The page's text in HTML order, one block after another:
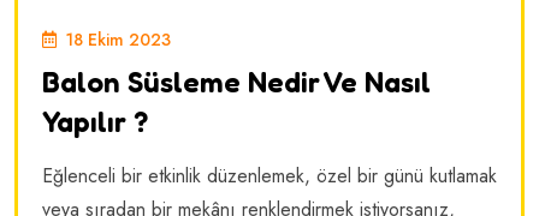
18 Ekim 2023
Balon Süsleme Nedir Ve Nasıl
Yapılır ?
Eğlenceli bir etkinlik düzenlemek, özel bir günü kutlamak
veya sıradan bir mekânı renklendirmek istiyorsanız,